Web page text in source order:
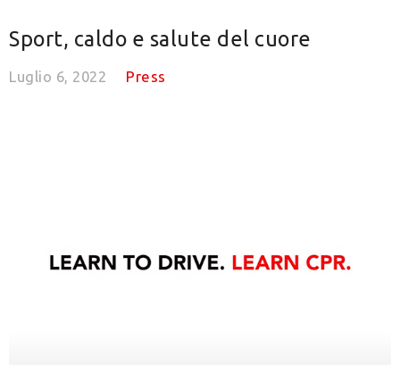
Sport, caldo e salute del cuore
Luglio 6, 2022 Press